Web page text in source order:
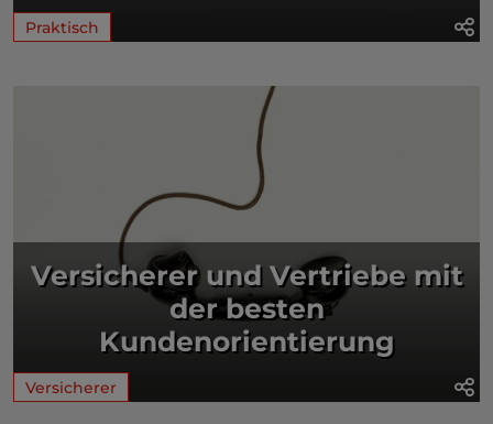
Praktisch
Versicherer und Vertriebe mit
der besten
Kundenorientierung
Versicherer